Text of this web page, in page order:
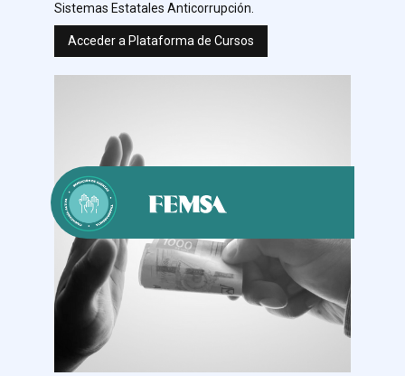
Sistemas Estatales Anticorrupción.
Acceder a Plataforma de Cursos